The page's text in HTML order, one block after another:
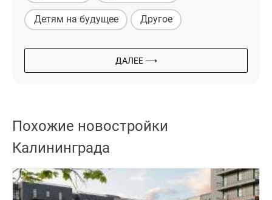
Детям на будущее Другое
ДАЛЕЕ ⟶
Похожие новостройки
Калининграда